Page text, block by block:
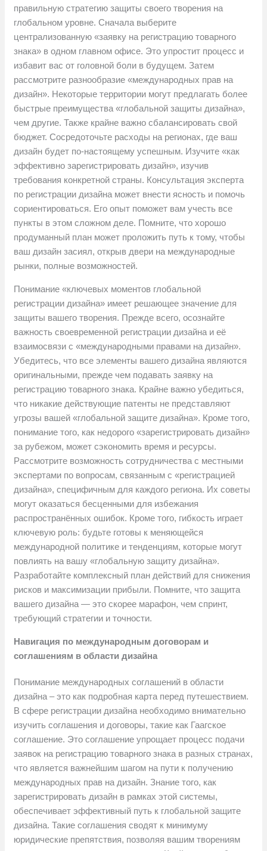
правильную стратегию защиты своего творения на
глобальном уровне. Сначала выберите
централизованную «заявку на регистрацию товарного
знака» в одном главном офисе. Это упростит процесс и
избавит вас от головной боли в будущем. Затем
рассмотрите разнообразие «международных прав на
дизайн». Некоторые территории могут предлагать более
быстрые преимущества «глобальной защиты дизайна»,
чем другие. Также крайне важно сбалансировать свой
бюджет. Сосредоточьте расходы на регионах, где ваш
дизайн будет по-настоящему успешным. Изучите «как
эффективно зарегистрировать дизайн», изучив
требования конкретной страны. Консультация эксперта
по регистрации дизайна может внести ясность и помочь
сориентироваться. Его опыт поможет вам учесть все
пункты в этом сложном деле. Помните, что хорошо
продуманный план может проложить путь к тому, чтобы
ваш дизайн засиял, открыв двери на международные
рынки, полные возможностей.
Понимание «ключевых моментов глобальной
регистрации дизайна» имеет решающее значение для
защиты вашего творения. Прежде всего, осознайте
важность своевременной регистрации дизайна и её
взаимосвязи с «международными правами на дизайн».
Убедитесь, что все элементы вашего дизайна являются
оригинальными, прежде чем подавать заявку на
регистрацию товарного знака. Крайне важно убедиться,
что никакие действующие патенты не представляют
угрозы вашей «глобальной защите дизайна». Кроме того,
понимание того, как недорого «зарегистрировать дизайн»
за рубежом, может сэкономить время и ресурсы.
Рассмотрите возможность сотрудничества с местными
экспертами по вопросам, связанным с «регистрацией
дизайна», специфичным для каждого региона. Их советы
могут оказаться бесценными для избежания
распространённых ошибок. Кроме того, гибкость играет
ключевую роль: будьте готовы к меняющейся
международной политике и тенденциям, которые могут
повлиять на вашу «глобальную защиту дизайна».
Разработайте комплексный план действий для снижения
рисков и максимизации прибыли. Помните, что защита
вашего дизайна — это скорее марафон, чем спринт,
требующий стратегии и точности.
Навигация по международным договорам и
соглашениям в области дизайна
Понимание международных соглашений в области
дизайна – это как подробная карта перед путешествием.
В сфере регистрации дизайна необходимо внимательно
изучить соглашения и договоры, такие как Гаагское
соглашение. Это соглашение упрощает процесс подачи
заявок на регистрацию товарного знака в разных странах,
что является важнейшим шагом на пути к получению
международных прав на дизайн. Знание того, как
зарегистрировать дизайн в рамках этой системы,
обеспечивает эффективный путь к глобальной защите
дизайна. Такие соглашения сводят к минимуму
юридические препятствия, позволяя вашим творениям